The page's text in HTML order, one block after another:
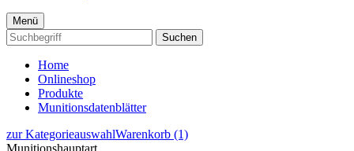
Menü
Suchen
Home
Onlineshop
Produkte
Munitionsdatenblätter
zur KategorieauswahlWarenkorb (1)
Munitionshauptart